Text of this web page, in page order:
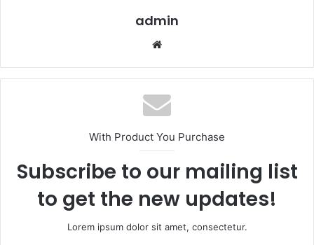
admin
With Product You Purchase
Subscribe to our mailing list
to get the new updates!
Lorem ipsum dolor sit amet, consectetur.